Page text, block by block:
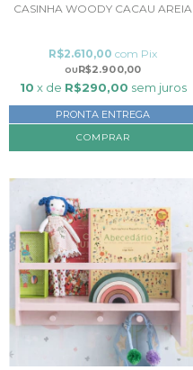
CASINHA WOODY CACAU AREIA
R$2.900,00
R$2.610,00 com Pix
10 x de R$290,00 sem juros
PRONTA ENTREGA
COMPRAR